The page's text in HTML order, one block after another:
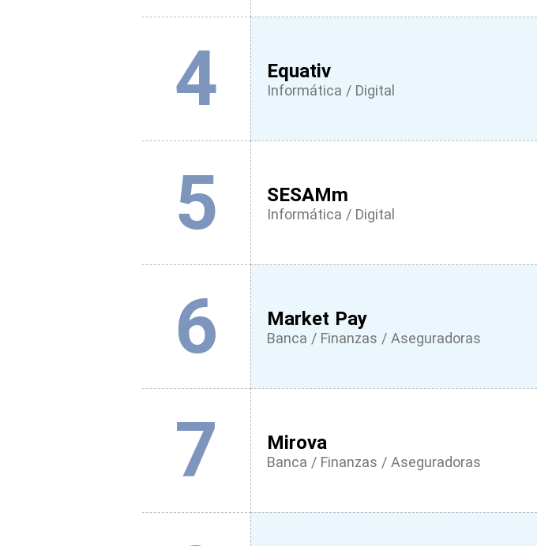
4 Equativ
Informática / Digital
5 SESAMm
Informática / Digital
6 Market Pay
Banca / Finanzas / Aseguradoras
7 Mirova
Banca / Finanzas / Aseguradoras